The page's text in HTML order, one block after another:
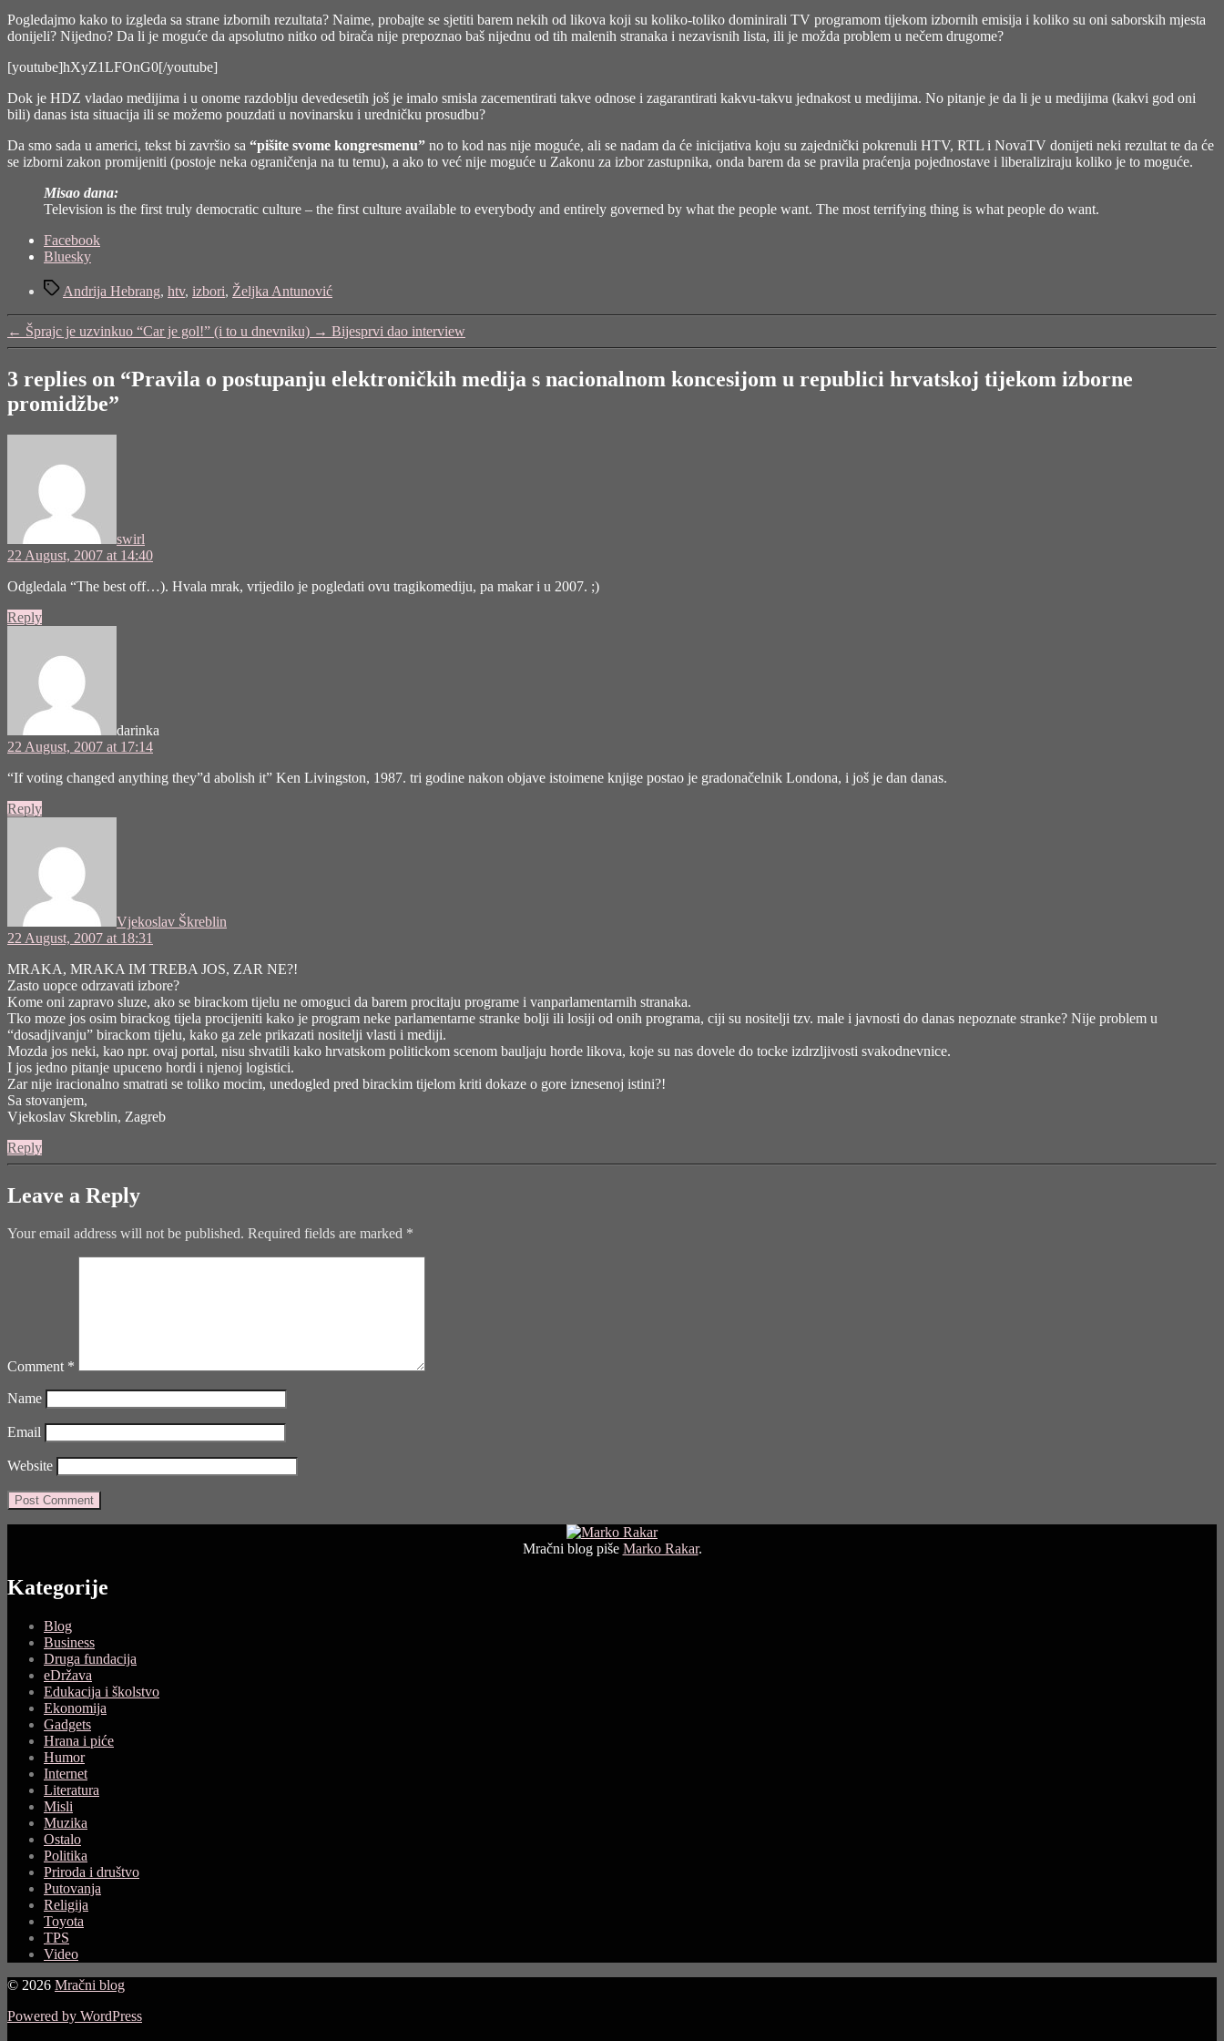
Pogledajmo kako to izgleda sa strane izbornih rezultata? Naime, probajte se sjetiti barem nekih od likova koji su koliko-toliko dominirali TV programom tijekom izbornih emisija i koliko su oni saborskih mjesta
donijeli? Nijedno? Da li je moguće da apsolutno nitko od birača nije prepoznao baš nijednu od tih malenih stranaka i nezavisnih lista, ili je možda problem u nečem drugome?
[youtube]hXyZ1LFOnG0[/youtube]
Dok je HDZ vladao medijima i u onome razdoblju devedesetih još je imalo smisla zacementirati takve odnose i zagarantirati kakvu-takvu jednakost u medijima. No pitanje je da li je u medijima (kakvi god oni
bili) danas ista situacija ili se možemo pouzdati u novinarsku i uredničku prosudbu?
Da smo sada u americi, tekst bi završio sa “pišite svome kongresmenu” no to kod nas nije moguće, ali se nadam da će inicijativa koju su zajednički pokrenuli HTV, RTL i NovaTV donijeti neki rezultat te da će
se izborni zakon promijeniti (postoje neka ograničenja na tu temu), a ako to već nije moguće u Zakonu za izbor zastupnika, onda barem da se pravila praćenja pojednostave i liberaliziraju koliko je to moguće.
Misao dana:
Television is the first truly democratic culture – the first culture available to everybody and entirely governed by what the people want. The most terrifying thing is what people do want.
Share
"Pravila
postupanju
elektroničkih
medija
s
nacionalnom
koncesijom
u
republici
tijekom
izborne
promidžbe"
Facebook
Bluesky
TagsAndrija Hebrang, htv, izbori, Željka Antunović
← Šprajc je uzvinkuo “Car je gol!” (i to u dnevniku) → Bijesprvi dao interview
3 replies on “Pravila o postupanju elektroničkih medija s nacionalnom koncesijom u republici hrvatskoj tijekom izborne
promidžbe”
swirl
22 August, 2007 at 14:40
Odgledala “The best off…). Hvala mrak, vrijedilo je pogledati ovu tragikomediju, pa makar i u 2007. ;)
Reply
darinka
22 August, 2007 at 17:14
“If voting changed anything they”d abolish it” Ken Livingston, 1987. tri godine nakon objave istoimene knjige postao je gradonačelnik Londona, i još je dan danas.
Reply
Vjekoslav Škreblin
22 August, 2007 at 18:31
MRAKA, MRAKA IM TREBA JOS, ZAR NE?!
Zasto uopce odrzavati izbore?
Kome oni zapravo sluze, ako se birackom tijelu ne omoguci da barem procitaju programe i vanparlamentarnih stranaka.
Tko moze jos osim birackog tijela procijeniti kako je program neke parlamentarne stranke bolji ili losiji od onih programa, ciji su nositelji tzv. male i javnosti do danas nepoznate stranke? Nije problem u
“dosadjivanju” birackom tijelu, kako ga zele prikazati nositelji vlasti i mediji.
Mozda jos neki, kao npr. ovaj portal, nisu shvatili kako hrvatskom politickom scenom bauljaju horde likova, koje su nas dovele do tocke izdrzljivosti svakodnevnice.
I jos jedno pitanje upuceno hordi i njenoj logistici.
Zar nije iracionalno smatrati se toliko mocim, unedogled pred birackim tijelom kriti dokaze o gore iznesenoj istini?!
Sa stovanjem,
Vjekoslav Skreblin, Zagreb
Reply
Leave a Reply
Your email address will not be published. Required fields are marked *
Comment *
Name
Email
Website
Mračni blog piše Marko Rakar.
Kategorije
Blog
Business
Druga fundacija
eDržava
Edukacija i školstvo
Ekonomija
Gadgets
Hrana i piće
Humor
Internet
Literatura
Misli
Muzika
Ostalo
Politika
Priroda i društvo
Putovanja
Religija
Toyota
TPS
Video
© 2026 Mračni blog
Powered by WordPress